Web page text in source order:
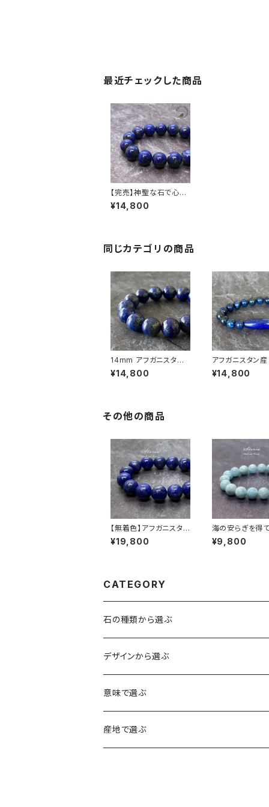
最近チェックした商品
【完売】神聖な石で心身
を浄化 アフガニスタン
産天然ラピスラズリ 12
¥14,800
同じカテゴリの商品
14mm アフガニスタン
産 ラピスラズリ ブレス
レット
¥14,800
アフガニスタン
ラズリ 天珠ブレ
¥14,800
その他の商品
【無着色】アフガニスタン
産 11ｍｍラピズラズリ
ブレスレット
¥19,800
海の安らぎを得
に 8ｍｍ アクア
（緑柱石）ブレス
¥9,800
CATEGORY
石の種類から選ぶ
水晶（クォーツ）
アイリスクォーツ（虹入り水晶）
ヒマラヤ水晶
ローズクォーツ（紅水晶）
アメジスト（紫水晶）
デザインから選ぶ
龍彫刻（水晶）
龍彫刻（オニキス）
意味で選ぶ
魔除け・厄除け
産地で選ぶ